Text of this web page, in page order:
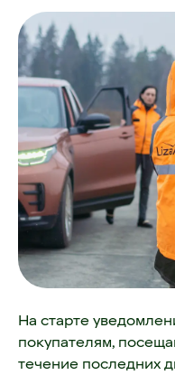
На старте
покупателям,
течение последних